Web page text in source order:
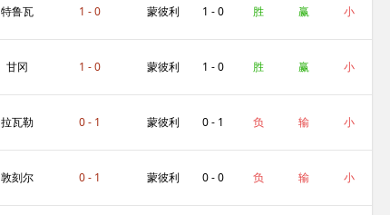
埃
特鲁瓦 1 - 0 蒙彼利
埃
1 - 0 胜 赢 小
甘冈 1 - 0 蒙彼利
埃
1 - 0 胜 赢 小
拉瓦勒 0 - 1 蒙彼利
埃
0 - 1 负 输 小
敦刻尔 0 - 1 蒙彼利 0 - 0 负 输 小